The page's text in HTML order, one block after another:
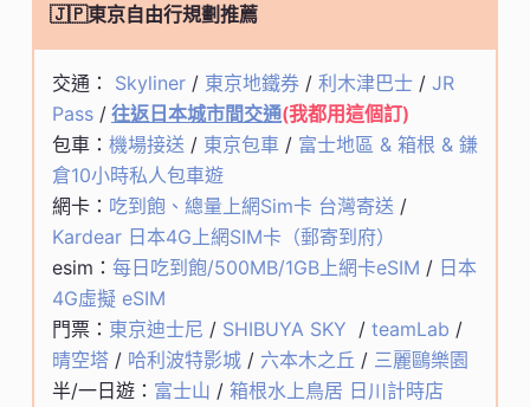
🇯🇵東京自由行規劃推薦
交通： Skyliner/ 東京地鐵券/利木津巴士/ JR
Pass/ 往返日本城市間交通(我都用這個訂)
包車： 機場接送 / 東京包車/ 富士地區 & 箱根 & 鎌
倉10小時私人包車遊
網卡： 吃到飽、總量上網Sim卡 台灣寄送 /
Kardear 日本4G上網SIM卡（郵寄到府）
esim： 每日吃到飽/500MB/1GB上網卡eSIM / 日本
4G虛擬 eSIM
門票： 東京迪士尼 / SHIBUYA SKY /teamLab /
晴空塔 / 哈利波特影城/六本木之丘 / 三麗鷗樂園
半/一日遊： 富士山 / 箱根水上鳥居 日川計時店